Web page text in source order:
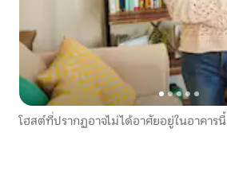
โฮสต์ที่ปรากฏอาจไม่ได้อาศัยอยู่ในอาคารนี้